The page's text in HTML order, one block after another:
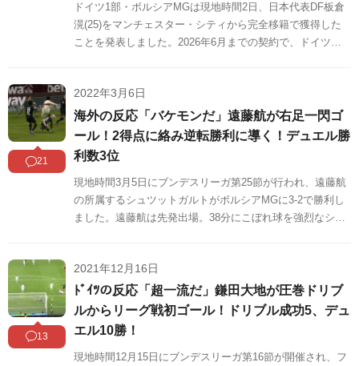
ドイツ1部・ボルシアMGは現地時間2日、日本代表DF板倉
滉(25)をマンチェスター・シティから完全移籍で獲得した
ことを発表しました。2026年6月までの契約で、ドイツメ
でご覧ください。
21
2022年3月6日
海外の反応「バケモンだ」遠藤航が右足一閃ゴ
ール！2得点に絡み逆転勝利に導く！デュエル勝
利数3位
現地時間3月5日にブンデスリーガ第25節が行われ、遠藤航
の所属するシュツットガルトがボルシアMGに3-2で勝利し
ました。遠藤航は先発出場。38分にこぼれ球を強烈なシュ
13
2021年12月16日
ﾄﾞｲﾂの反応「超一流だ」鎌田大地が圧巻ドリブ
ルからリーグ戦初ゴール！ドリブル成功5、デュ
エル10勝！
現地時間12月15日にブンデスリーガ第16節が開催され、フ